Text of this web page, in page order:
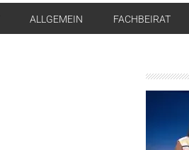
ALLGEMEIN FACHBEIRAT